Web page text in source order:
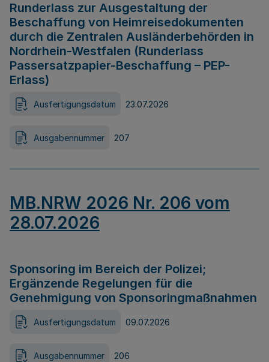
Runderlass zur Ausgestaltung der
Beschaffung von Heimreisedokumenten
durch die Zentralen Ausländerbehörden in
Nordrhein-Westfalen (Runderlass
Passersatzpapier-Beschaffung – PEP-
Erlass)
Ausfertigungsdatum 23.07.2026
Ausgabennummer 207
MB.NRW 2026 Nr. 206 vom
28.07.2026
Sponsoring im Bereich der Polizei;
Ergänzende Regelungen für die
Genehmigung von Sponsoringmaßnahmen
Ausfertigungsdatum 09.07.2026
Ausgabennummer 206